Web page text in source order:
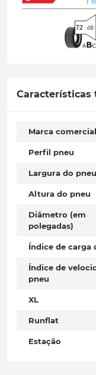
Características
Marca comercial
Perfil pneu
Largura do pneu
Altura do pneu
Diâmetro (em
polegadas)
Índice de carga
Índice de
pneu
XL
Runflat
Estação